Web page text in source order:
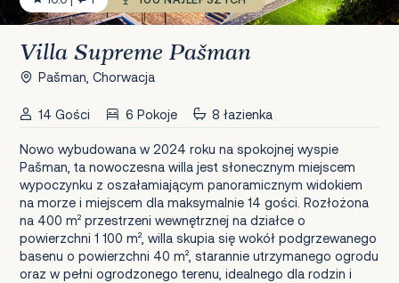
Villa Supreme Pašman
Pašman, Chorwacja
14 Gości 6 Pokoje 8 łazienka
Nowo wybudowana w 2024 roku na spokojnej wyspie
Pašman, ta nowoczesna willa jest słonecznym miejscem
wypoczynku z oszałamiającym panoramicznym widokiem
na morze i miejscem dla maksymalnie 14 gości. Rozłożona
na 400 m² przestrzeni wewnętrznej na działce o
powierzchni 1 100 m², willa skupia się wokół podgrzewanego
basenu o powierzchni 40 m², starannie utrzymanego ogrodu
oraz w pełni ogrodzonego terenu, idealnego dla rodzin i